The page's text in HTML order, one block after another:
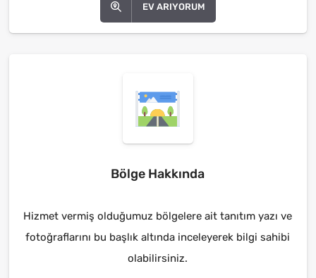
EV ARIYORUM
Bölge Hakkında
Hizmet vermiş olduğumuz bölgelere ait tanıtım yazı ve
fotoğraflarını bu başlık altında inceleyerek bilgi sahibi
olabilirsiniz.